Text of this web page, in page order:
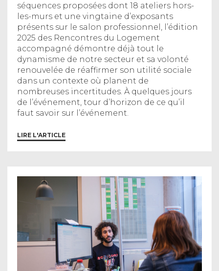
séquences proposées dont 18 ateliers hors-
les-murs et une vingtaine d’exposants
présents sur le salon professionnel, l’édition
2025 des Rencontres du Logement
accompagné démontre déjà tout le
dynamisme de notre secteur et sa volonté
renouvelée de réaffirmer son utilité sociale
dans un contexte où planent de
nombreuses incertitudes. À quelques jours
de l’événement, tour d’horizon de ce qu’il
faut savoir sur l’événement.
LIRE L'ARTICLE